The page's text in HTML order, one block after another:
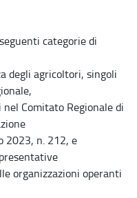
categorie di
degli agricoltori, singoli
Comitato Regionale di
2023, n. 212, e
organizzazioni operanti